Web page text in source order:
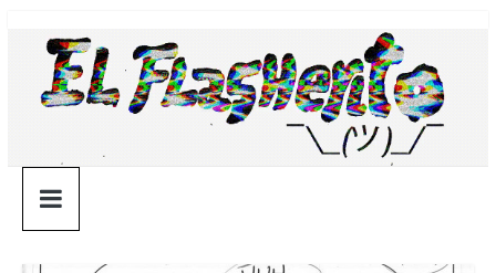
contenido
¯\_(ツ)_/
¯